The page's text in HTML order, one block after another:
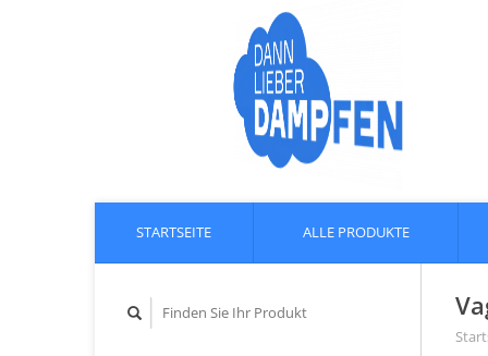
STARTSEITE ALLE PRODUKTE